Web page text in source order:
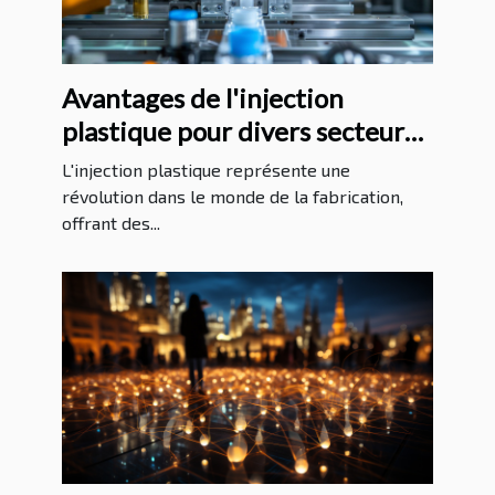
Avantages de l'injection
plastique pour divers secteurs
industriels
L'injection plastique représente une
révolution dans le monde de la fabrication,
offrant des...